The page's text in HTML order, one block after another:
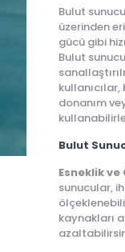
Bulut
üzerinden
gücü gibi
Bulut
donanım
Bulut
Esneklik
sunucular,
kaynakları